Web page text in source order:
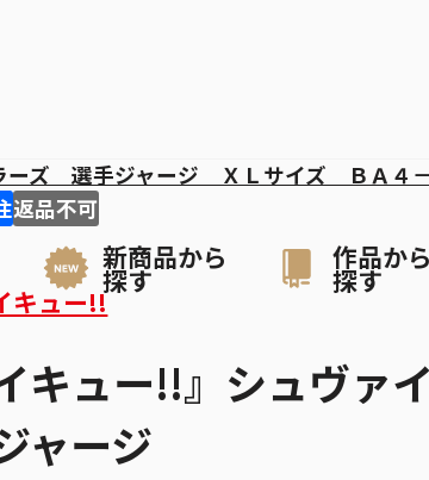
新商品から
探す
作品から
探す
ーズ 選手ジャージ ＸＬサイズ ＢＡ４
返品不可
キュー!!
キュー!!』シュヴァ
ャージ